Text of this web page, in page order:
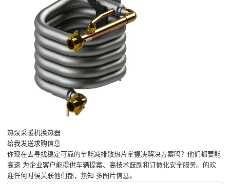
热泵采暖机换热器
给我发送求购信息
你现在去寻找稳定可靠的节能减排散热片掌握决解决方案吗？他们都要能
高速 为企业客户能提供车辆提案、高技术鼓励和订做化安全服务。的欢
迎任何时候关联他们都，熟知 多图片信息。